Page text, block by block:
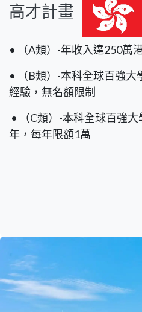
高才計畫
• （A類）-年收入達250萬
• （B類）-本科全球百強
經驗，無名額限制
• （C類）-本科全球百強
年，每年限額1萬